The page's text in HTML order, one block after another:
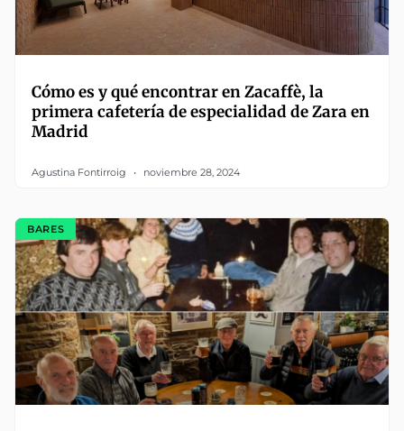
Cómo es y qué encontrar en Zacaffè, la
primera cafetería de especialidad de Zara en
Madrid
Agustina Fontirroig noviembre 28, 2024
BARES